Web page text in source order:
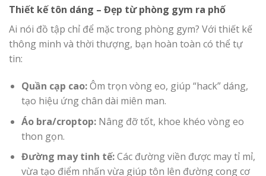
Thiết kế tôn dáng – Đẹp từ phòng gym ra phố
Ai nói đồ tập chỉ để mặc trong phòng gym? Với thiết kế
thông minh và thời thượng, bạn hoàn toàn có thể tự
tin:
Quần cạp cao:Ôm trọn vòng eo, giúp “hack” dáng,
tạo hiệu ứng chân dài miên man.
Áo bra/croptop:Nâng đỡ tốt, khoe khéo vòng eo
thon gọn.
Đường may tinh tế:Các đường viền được may tỉ mỉ,
vừa tạo điểm nhấn vừa giúp tôn lên đường cong cơ